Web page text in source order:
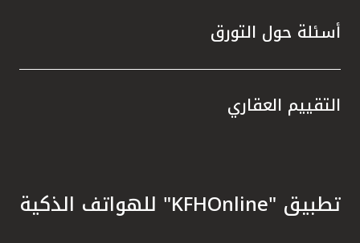
أسئلة حول التورق
التقييم العقاري
تطبيق "KFHOnline" للهواتف الذكية